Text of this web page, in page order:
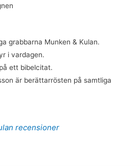
grabbarna Munken & Kulan.
i vardagen.
ett bibelcitat.
är berättarrösten på samtliga
recensioner